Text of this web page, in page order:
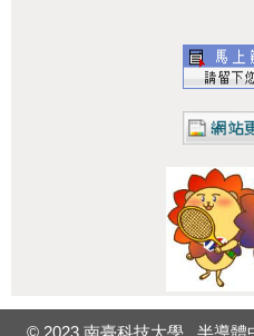
© 2023 南臺科技大學 半導